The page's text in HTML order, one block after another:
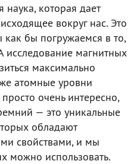
наука, которая дает
вокруг нас. Это
как бы погружаемся в то,
исследование магнитных
максимально
атомные уровни
очень интересно,
— это уникальные
обладают
свойствами, и мы
можно использовать.